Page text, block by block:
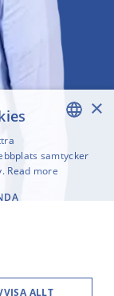
ENGLISH
SWEDISH
SPANISH
×
samtycker
Read more
ALLT